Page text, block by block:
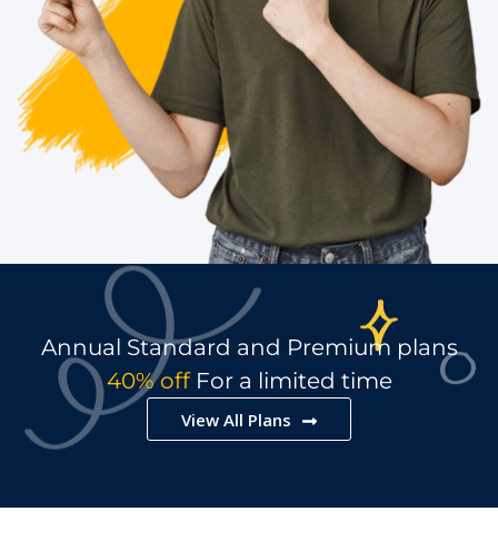
Annual Standard and Premium plans
40% off For a limited time
View All Plans